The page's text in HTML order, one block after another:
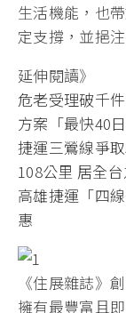
生活機能，也
定支撐，並挹
延伸閱讀》
危老受理破千
方案「最快40日
捷運三鶯線爭
108公里 居全
高雄捷運「四
惠
《住展雜誌》
擁有最豐富且